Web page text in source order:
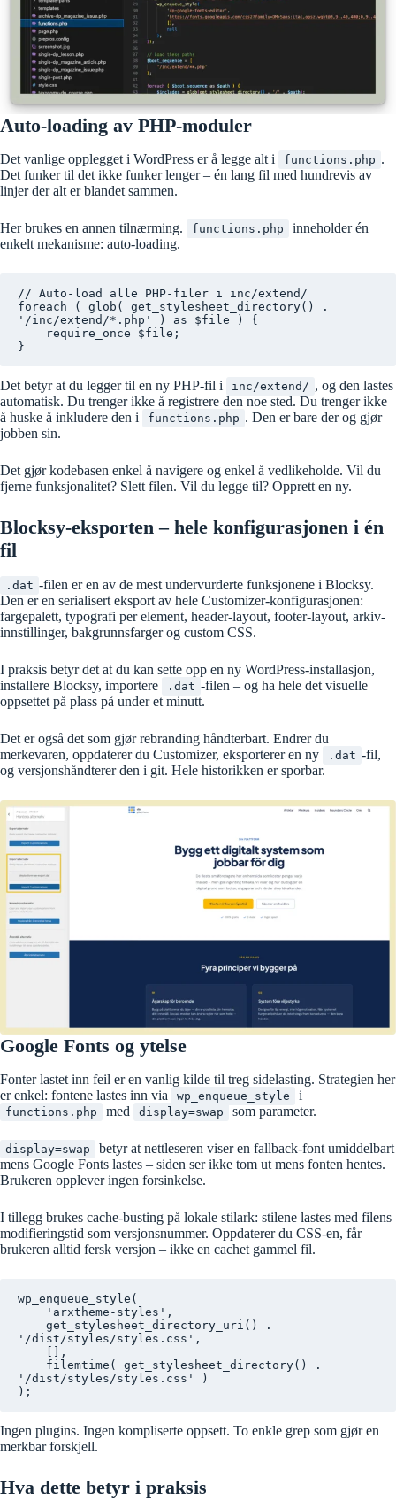
Auto-loading av PHP-moduler
Det vanlige opplegget i WordPress er å legge alt i functions.php .
Det funker til det ikke funker lenger – én lang fil med hundrevis av
linjer der alt er blandet sammen.
Her brukes en annen tilnærming. functions.php
inneholder én
enkelt mekanisme: auto-loading.
// Auto-load alle PHP-filer i inc/extend/
foreach ( glob( get_stylesheet_directory() .
'/inc/extend/*.php' ) as $file ) {
}
Det betyr at du legger til en ny PHP-fil i inc/extend/ , og den lastes
automatisk. Du trenger ikke å registrere den noe sted. Du trenger ikke
å huske å inkludere den i
functions.php . Den er bare der og gjør
jobben sin.
Det gjør kodebasen enkel å navigere og enkel å vedlikeholde. Vil du
fjerne funksjonalitet? Slett filen. Vil du legge til? Opprett en ny.
Blocksy-eksporten – hele konfigurasjonen i én
fil
.dat -filen er en av de mest undervurderte funksjonene i Blocksy.
Den er en serialisert eksport av hele Customizer-konfigurasjonen:
fargepalett, typografi per element, header-layout, footer-layout, arkiv-
innstillinger, bakgrunnsfarger og custom CSS.
I praksis betyr det at du kan sette opp en ny WordPress-installasjon,
installere Blocksy, importere
.dat -filen – og ha hele det visuelle
oppsettet på plass på under et minutt.
Det er også det som gjør rebranding håndterbart. Endrer du
merkevaren, oppdaterer du Customizer, eksporterer en ny
.dat -fil,
og versjonshåndterer den i git. Hele historikken er sporbar.
Google Fonts og ytelse
Fonter lastet inn feil er en vanlig kilde til treg sidelasting. Strategien her
er enkel: fontene lastes inn via
wp_enqueue_style i
functions.php med display=swap som parameter.
display=swap
betyr at nettleseren viser en fallback-font umiddelbart
mens Google Fonts lastes – siden ser ikke tom ut mens fonten hentes.
Brukeren opplever ingen forsinkelse.
I tillegg brukes cache-busting på lokale stilark: stilene lastes med filens
modifieringstid som versjonsnummer. Oppdaterer du CSS-en, får
brukeren alltid fersk versjon – ikke en cachet gammel fil.
wp_enqueue_style(
'/dist/styles/styles.css',
'/dist/styles/styles.css' )
);
Ingen plugins. Ingen kompliserte oppsett. To enkle grep som gjør en
merkbar forskjell.
Hva dette betyr i praksis